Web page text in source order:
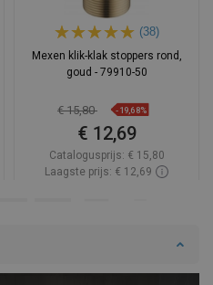
(38)
Mexen klik-klak stoppers rond,
goud - 79910-50
€ 15,80 -19,68%
€ 12,69
Catalogusprijs: € 15,80
Laagste prijs: € 12,69